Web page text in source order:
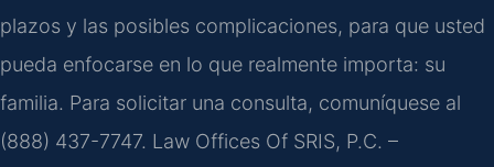
plazos y las posibles complicaciones, para que usted
pueda enfocarse en lo que realmente importa: su
familia. Para solicitar una consulta, comuníquese al
(888) 437-7747. Law Offices Of SRIS, P.C. –